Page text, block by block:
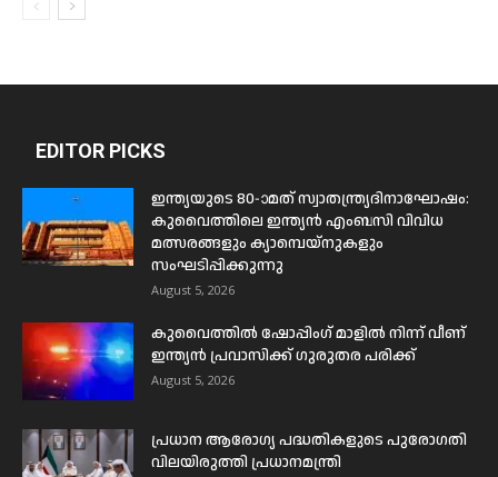
EDITOR PICKS
ഇന്ത്യയുടെ 80-ാമത് സ്വാതന്ത്ര്യദിനാഘോഷം:
കുവൈത്തിലെ ഇന്ത്യൻ എംബസി വിവിധ
മത്സരങ്ങളും ക്യാമ്പെയ്‌നുകളും
സംഘടിപ്പിക്കുന്നു
August 5, 2026
കുവൈത്തിൽ ഷോപ്പിംഗ് മാളിൽ നിന്ന് വീണ്
ഇന്ത്യൻ പ്രവാസിക്ക് ഗുരുതര പരിക്ക്
August 5, 2026
പ്രധാന ആരോഗ്യ പദ്ധതികളുടെ പുരോഗതി
വിലയിരുത്തി പ്രധാനമന്ത്രി